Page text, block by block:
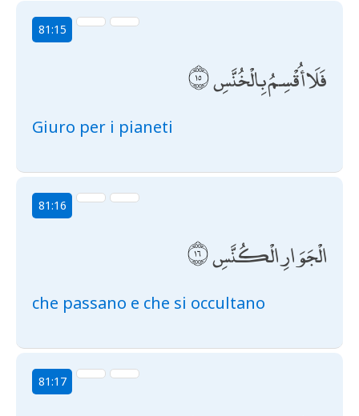
81:15
فَلَا أُقْسِمُ بِالْخُنَّسِ
Giuro per i pianeti
81:16
الْجَوَارِ الْكُنَّسِ
che passano e che si occultano
81:17